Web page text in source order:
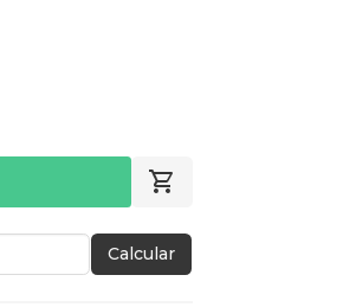
Calcular